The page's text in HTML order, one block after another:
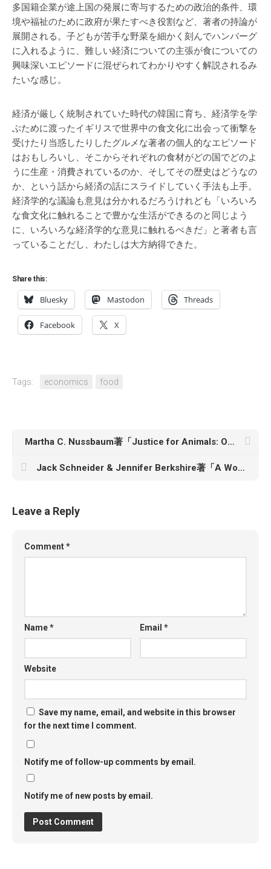
多国籍企業が途上国の発展に寄与するための政治的条件、環
境や福祉のために政府が果たすべき役割など、著者の持論が
展開される。子どもが苦手な野菜を細かく刻んでハンバーグ
に入れるように、難しい経済についての主張が食についての
興味深いエピソードに混ぜられてわかりやすく解説されるみ
たいな感じ。
経済が厳しく統制されていた時代の韓国に育ち、経済学を学
ぶために渡ったイギリスで世界中の食文化に出会って衝撃を
受けたり当惑したりしたグルメな著者の個人的なエピソード
はおもしろいし、そこからそれぞれの食材がどの国でどのよ
うに生産・消費されているのか、そしてその歴史はどうなの
か、という話から経済の話にスライドしていく手法も上手。
経済学的な議論も意見は分かれるだろうけれども「いろいろ
な食文化に触れることで豊かな生活ができるのと同じよう
に、いろいろな経済学的な意見に触れるべきだ」と著者も言
っていることだし、わたしは大方納得できた。
Share this:
Bluesky Mastodon Threads
Facebook X
Tags: economics food
Martha C. Nussbaum著「Justice for Animals: Our Collective Responsibility」
Jack Schneider & Jennifer Berkshire著「A Wolf at the Schoolhouse Door: The Dismantling of Public Education and the Future of School」
Leave a Reply
Comment*
Name* Email*
Website
Save my name, email, and website in this browser
for the next time I comment.
Notify me of follow-up comments by email.
Notify me of new posts by email.